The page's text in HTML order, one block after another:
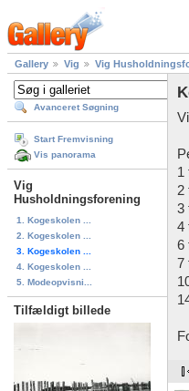
Gallery Vig Vig
Avanceret Søgning
Start Fremvisning
Vis panorama
Vig
Husholdningsforening
1. Kogeskolen ...
2. Kogeskolen ...
3. Kogeskolen ...
4. Kogeskolen ...
5. Modeopvisni...
Tilfældigt billede
1
2
3
4
6
7